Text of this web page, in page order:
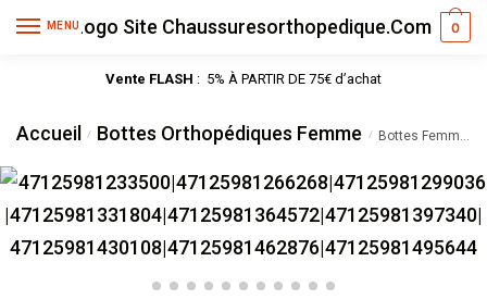
MENU 0
Vente FLASH : 5% À PARTIR DE 75€ d’achat
Accueil / Bottes Orthopédiques Femme / Bottes Femme Envoûtante Volck